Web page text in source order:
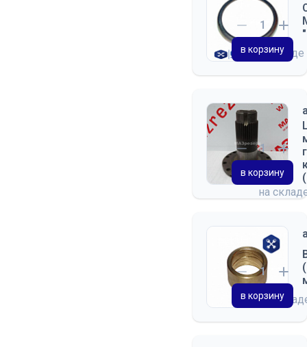
на складе
в корзину
на
в корзину
на
в корзину